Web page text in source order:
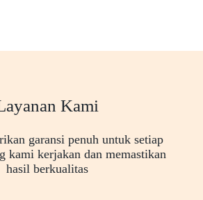
Kami
garansi penuh untuk setiap
kami kerjakan dan memastikan
hasil berkualitas